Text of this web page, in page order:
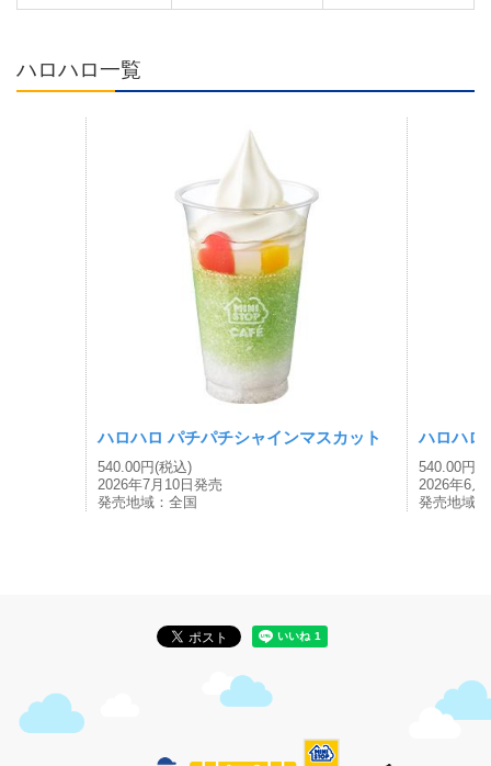
ハロハロ一覧
ハロハロ パチパチシャインマスカット
540.00円(税込)
2026年7月10日発売
発売地域：全国
ハロハロ
540.00円(
2026年6月
発売地域